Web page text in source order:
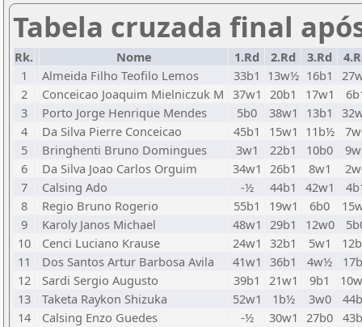
Tabela cruzada final
Rk. Nome 1.Rd 2.Rd 3.Rd
1
Almeida Filho Teofilo Lemos 33b1 13w½ 16b1
2
Conceicao Joaquim Mielniczuk M 37w1 20b1 17w1
3
Porto Jorge Henrique Mendes 5b0 38w1 13b1
4
Da Silva Pierre Conceicao 45b1 15w1 11b½
5
Bringhenti Bruno Domingues 3w1 22b1 10b0
6
Da Silva Joao Carlos Orguim 34w1 26b1 8w1
7
Calsing Ado -½ 44b1 42w1
8
Regio Bruno Rogerio 55b1 19w1 6b0
9
Karoly Janos Michael 48w1 29b1 12w0
10
Cenci Luciano Krause 24w1 32b1 5w1
11
Dos Santos Artur Barbosa Avila 41w1 36b1 4w½
12
Sardi Sergio Augusto 39b1 21w1 9b1
13
Taketa Raykon Shizuka 52w1 1b½ 3w0
14
Calsing Enzo Guedes -½ 30w1 27b0